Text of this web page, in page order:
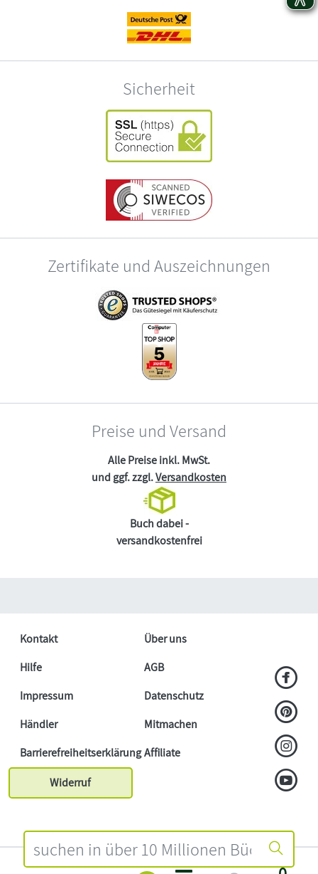
Sicherheit
Zertifikate und Auszeichnungen
Preise und Versand
Alle Preise inkl. MwSt.
und ggf. zzgl.Versandkosten
Buch dabei -
versandkostenfrei
Kontakt
Über uns
Hilfe
AGB
Impressum
Datenschutz
Händler
Mitmachen
BarrierefreiheitserklärungAffiliate
Widerruf